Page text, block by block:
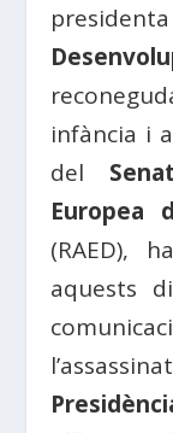
infància i
del Senat
Europea
(RAED),
aquests